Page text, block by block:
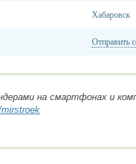
Хабаровск
Отправить
на смартфонах и